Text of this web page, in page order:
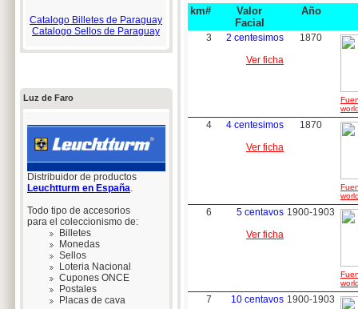
Catalogo Billetes de Paraguay
Catalogo Sellos de Paraguay
Luz de Faro
Distribuidor de productos
Leuchtturm en España.
Todo tipo de accesorios
para el coleccionismo de:
Billetes
Monedas
Sellos
Loteria Nacional
Cupones ONCE
Postales
Placas de cava
km#
Valor
Facial
Año
3
2 centesimos
Ver ficha
1870
4
4 centesimos
Ver ficha
1870
6
5 centavos
Ver ficha
1900-1903
7
10 centavos 1900-1903